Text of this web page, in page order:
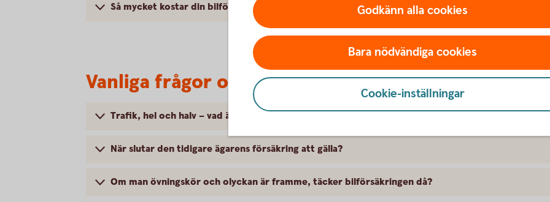
Så mycket kostar din bilförsäkring
Vanliga frågor om att försäkra Toyota
Trafik, hel och halv – vad är det för skillnad på försäkringarna?
När slutar den tidigare ägarens försäkring att gälla?
Om man övningskör och olyckan är framme, täcker bilförsäkringen då?
Godkänn alla cookies
Bara nödvändiga cookies
Cookie-inställningar